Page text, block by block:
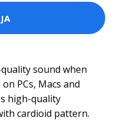
sound when
PCs, Macs and
high-quality
cardioid pattern.